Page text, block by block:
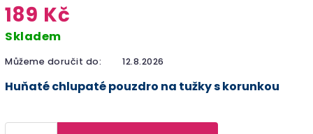
189 Kč
Skladem
Můžeme doručit do: 12.8.2026
Huňaté chlupaté pouzdro na tužky s korunkou